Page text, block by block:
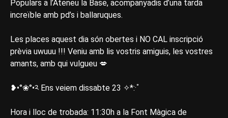
Populars a l’Ateneu la Base, acompanyadis d’una tarda
increïble amb pd’s i ballaruques.
Les places aquest dia són obertes i NO CAL inscripció
prèvia uwuuu !!! Veniu amb lis vostris amiguis, les vostres
amants, amb qui vulgueu 💋
❥•°❀°•༢ Ens veiem dissabte 23 ✧*:·ﾟ
Hora i lloc de trobada: 11:30h a la Font Màgica de